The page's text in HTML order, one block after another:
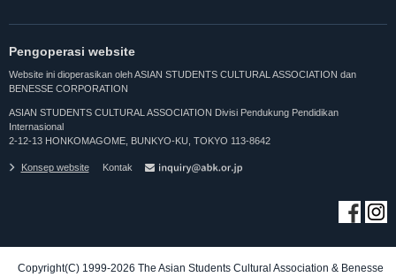
Pengoperasi website
Website ini dioperasikan oleh ASIAN STUDENTS CULTURAL ASSOCIATION dan
BENESSE CORPORATION
ASIAN STUDENTS CULTURAL ASSOCIATION Divisi Pendukung Pendidikan
Internasional
2-12-13 HONKOMAGOME, BUNKYO-KU, TOKYO 113-8642
Konsep website Kontak
Copyright(C) 1999-2026 The Asian Students Cultural Association & Benesse